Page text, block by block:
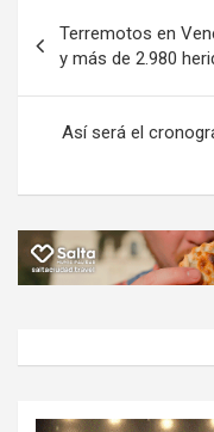
o
k
p
p
de
entradas
Terremotos en
y más de 2.980
Así será el